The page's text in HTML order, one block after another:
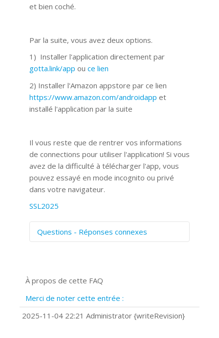
et bien coché.
Par la suite, vous avez deux options.
1) Installer l'application directement par
gotta.link/app ou ce lien
2) Installer l'Amazon appstore par ce lien
https://www.amazon.com/androidapp et
installé l'application par la suite
Il vous reste que de rentrer vos informations
de connections pour utiliser l'application! Si vous
avez de la difficulté à télécharger l'app, vous
pouvez essayé en mode incognito ou privé
dans votre navigateur.
SSL2025
Questions - Réponses connexes
Prise de vue 360°
?
Comment installer Google Chrome ?
À propos de cette FAQ
Merci de noter cette entrée :
2025-11-04 22:21 Administrator {writeRevision}